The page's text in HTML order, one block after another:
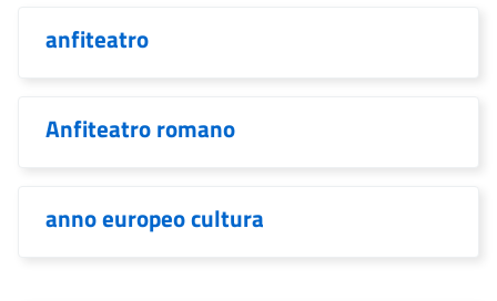
anfiteatro
Anfiteatro romano
anno europeo cultura